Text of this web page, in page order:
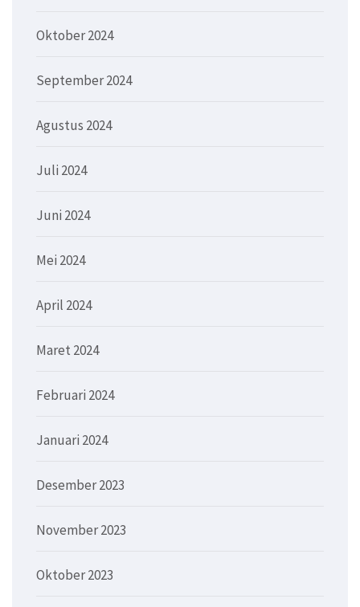
Oktober 2024
September 2024
Agustus 2024
Juli 2024
Juni 2024
Mei 2024
April 2024
Maret 2024
Februari 2024
Januari 2024
Desember 2023
November 2023
Oktober 2023